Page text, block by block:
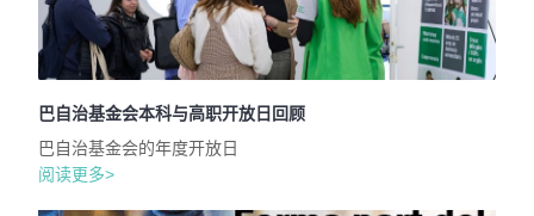
巴自治基金会本科与高职开放日回顾
巴自治基金会的年度开放日
阅读更多>